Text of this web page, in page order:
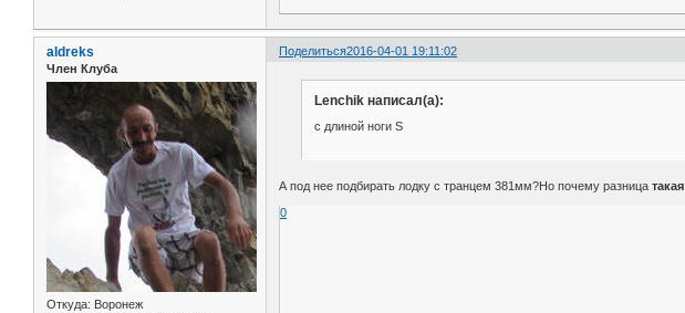
Поделиться2016-04-01 19:11:02
aldreks
Член Клуба
Откуда: Воронеж
Lenchik написал(а):
с длиной ноги S
А под нее подбирать лодку с транцем 381мм?Но почему разницатакая
0